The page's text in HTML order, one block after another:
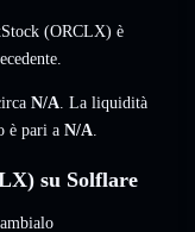
(ORCLX) è
N/A. La liquidità
è pari a N/A.
su Solflare